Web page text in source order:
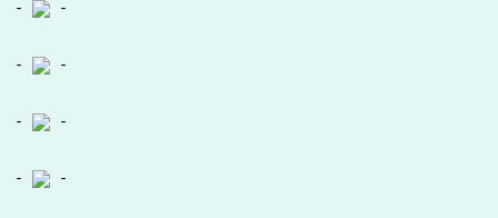
- -
- -
- -
- -